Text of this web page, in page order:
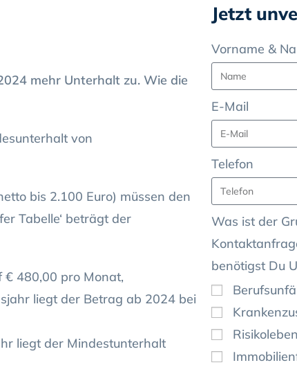
mehr Unterhalt zu. Wie die
von
bis 2.100 Euro) müssen den
Tabelle‘ beträgt der
€ 480,00 pro Monat,
liegt der Betrag ab 2024 bei
liegt der Mindestunterhalt
Jetzt
Vorname &
E-Mail
Telefon
Was ist der
benötigst Du